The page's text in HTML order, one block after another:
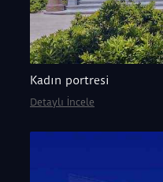
Kadın portresi
Detaylı İncele